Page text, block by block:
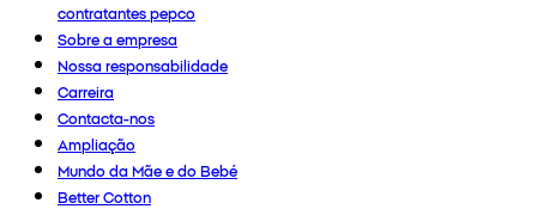
contratantes pepco
Sobre a empresa
Nossa responsabilidade
Carreira
Contacta-nos
Ampliação
Mundo da Mãe e do Bebé
Better Cotton